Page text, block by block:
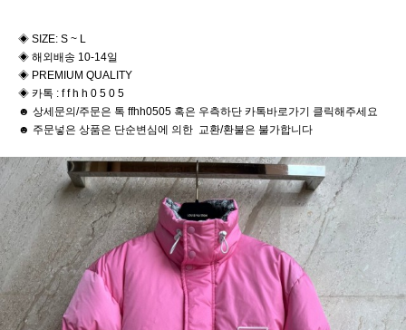
◈ SIZE: S ~ L
◈ 해외배송 10-14일
◈ PREMIUM QUALITY
◈ 카톡 : f f h h 0 5 0 5
☻ 상세문의/주문은 톡 ffhh0505 혹은 우측하단 카톡바로가기 클릭해주세요
☻ 주문넣은 상품은 단순변심에 의한 교환/환불은 불가합니다